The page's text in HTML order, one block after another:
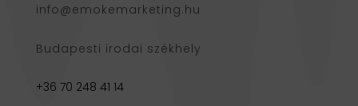
info@emokemarketing.hu
Budapesti irodai székhely
+36 70 248 41 14